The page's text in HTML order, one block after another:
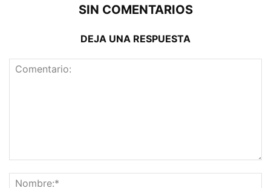
SIN COMENTARIOS
DEJA UNA RESPUESTA